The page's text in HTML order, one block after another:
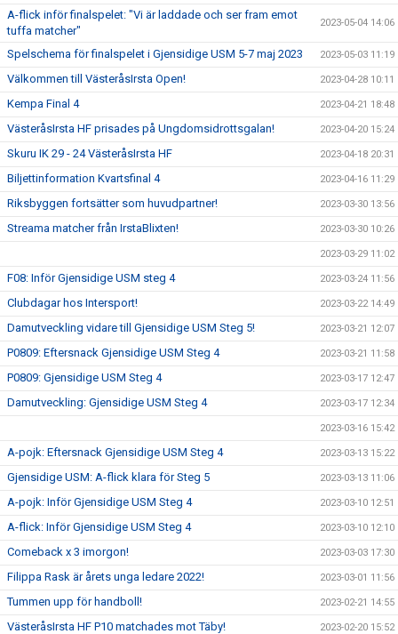
A-flick inför finalspelet: "Vi är laddade och ser fram emot
tuffa matcher"
2023-05-04 14:06
Spelschema för finalspelet i Gjensidige USM 5-7 maj 2023 2023-05-03 11:19
Välkommen till VästeråsIrsta Open! 2023-04-28 10:11
Kempa Final 4 2023-04-21 18:48
VästeråsIrsta HF prisades på Ungdomsidrottsgalan! 2023-04-20 15:24
Skuru IK 29 - 24 VästeråsIrsta HF 2023-04-18 20:31
Biljettinformation Kvartsfinal 4 2023-04-16 11:29
Riksbyggen fortsätter som huvudpartner! 2023-03-30 13:56
Streama matcher från IrstaBlixten! 2023-03-30 10:26
2023-03-29 11:02
F08: Inför Gjensidige USM steg 4 2023-03-24 11:56
Clubdagar hos Intersport! 2023-03-22 14:49
Damutveckling vidare till Gjensidige USM Steg 5! 2023-03-21 12:07
P0809: Eftersnack Gjensidige USM Steg 4 2023-03-21 11:58
P0809: Gjensidige USM Steg 4 2023-03-17 12:47
Damutveckling: Gjensidige USM Steg 4 2023-03-17 12:34
2023-03-16 15:42
A-pojk: Eftersnack Gjensidige USM Steg 4 2023-03-13 15:22
Gjensidige USM: A-flick klara för Steg 5 2023-03-13 11:06
A-pojk: Inför Gjensidige USM Steg 4 2023-03-10 12:51
A-flick: Inför Gjensidige USM Steg 4 2023-03-10 12:10
Comeback x 3 imorgon! 2023-03-03 17:30
Filippa Rask är årets unga ledare 2022! 2023-03-01 11:56
Tummen upp för handboll! 2023-02-21 14:55
VästeråsIrsta HF P10 matchades mot Täby! 2023-02-20 15:52